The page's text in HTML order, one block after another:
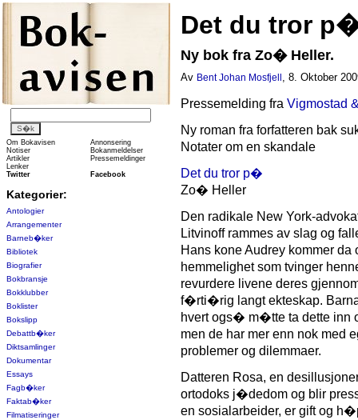
Om Bokavisen
Annonsering
Notiser
Bokanmeldelser
Artikler
Pressemeldinger
Lenker
Twitter
Facebook
Kategorier:
Antologier
Arrangementer
Barneb�ker
Bibliotek
Biografier
Bokbransje
Bokklubber
Boklister
Bokslipp
Debattb�ker
Diktsamlinger
Dokumentar
Essays
Fagb�ker
Faktab�ker
Filmatiseringer
Det du tror
Ny bok fra Zo� Heller.
Av Bent Johan Mosfjell , 8. Oktober
Pressemelding fra Vigmostad
Ny roman fra forfatteren bak
Notater om en skandale
Det du tror p�
Zo� Heller
Den radikale New York-
Litvinoff rammes av slag og
Hans kone Audrey kommer da
hemmelighet som tvinger
revurdere livene deres
f�rti�rig langt ekteskap.
hvert ogs� m�tte ta dette inn
men de har mer enn nok med
problemer og dilemmaer.
Datteren Rosa, en
ortodoks j�dedom og blir
en sosialarbeider, er gift og